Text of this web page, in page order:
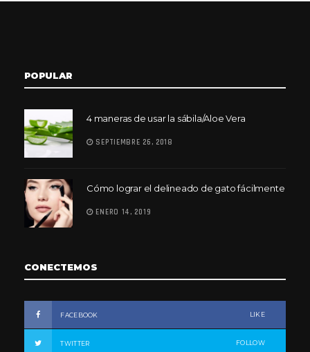
POPULAR
4 maneras de usar la sábila/Aloe Vera
SEPTIEMBRE 26, 2018
Cómo lograr el delineado de gato fácilmente
ENERO 14, 2019
CONECTEMOS
FACEBOOK LIKE
TWITTER FOLLOW